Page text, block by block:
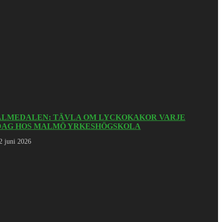
TÄVLA OM LYCKOKAKOR VARJE
HOS MALMÖ YRKESHÖGSKOLA
juni 2026